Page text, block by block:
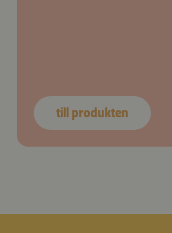
till produkten